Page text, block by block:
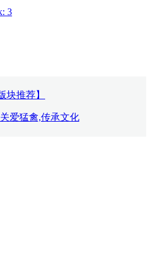
块推荐】
爱猛禽,传承文化